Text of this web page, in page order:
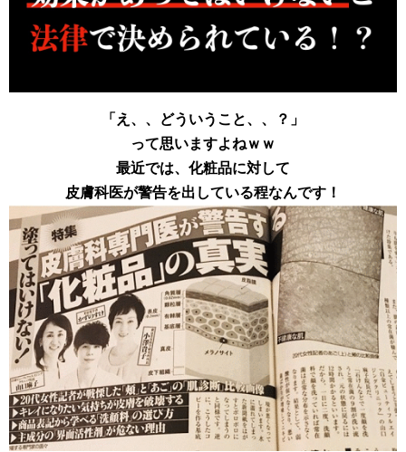
「え、、どういうこと、、？」
って思いますよねｗｗ
最近では、化粧品に対して
皮膚科医が警告を出している程なんです！